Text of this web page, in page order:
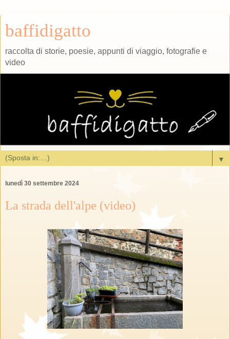
baffidigatto
raccolta di storie, poesie, appunti di viaggio, fotografie e
video
▼
lunedì 30 settembre 2024
La strada dell'alpe (video)